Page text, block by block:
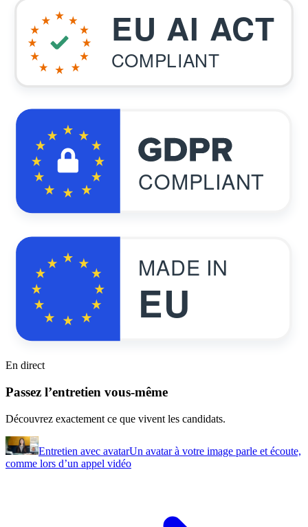
EU AI ACT
COMPLIANT
COMPLIANT
MADE IN
EU
En direct
Passez l’entretien vous-même
Découvrez exactement ce que vivent les candidats.
Entretien avec avatarUn avatar à votre image parle et écoute,
comme lors d’un appel vidéo